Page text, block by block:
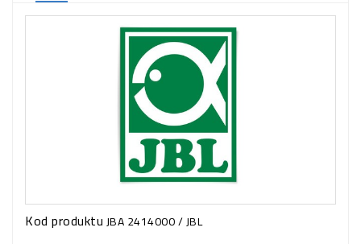
Kod produktuJBA 2414000 / JBL